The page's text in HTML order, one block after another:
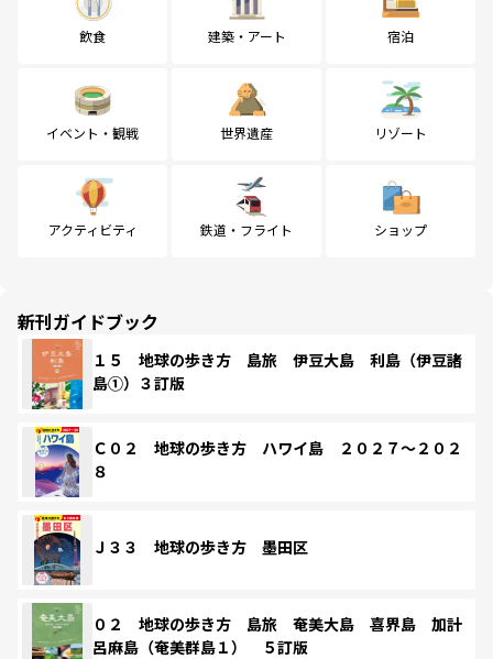
飲食 建築・アート 宿泊
イベント・観戦 世界遺産 リゾート
アクティビティ 鉄道・フライト ショップ
新刊ガイドブック
１５ 地球の歩き方 島旅 伊豆大島 利島（伊豆諸
島①）３訂版
Ｃ０２ 地球の歩き方 ハワイ島 ２０２７～２０２
８
Ｊ３３ 地球の歩き方 墨田区
０２ 地球の歩き方 島旅 奄美大島 喜界島 加計
呂麻島（奄美群島１） ５訂版